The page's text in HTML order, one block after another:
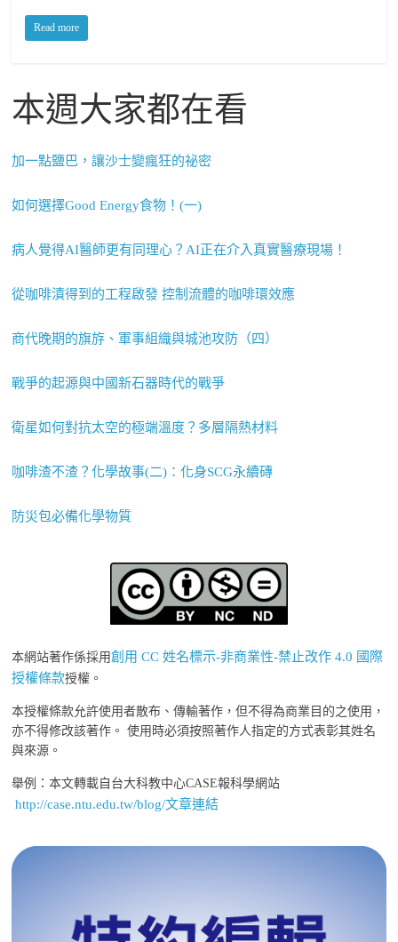
Read more
本週大家都在看
加一點鹽巴，讓沙士變瘋狂的祕密
如何選擇Good Energy食物！(一)
病人覺得AI醫師更有同理心？AI正在介入真實醫療現場！
從咖啡漬得到的工程啟發 控制流體的咖啡環效應
商代晚期的旗斿、軍事組織與城池攻防（四）
戰爭的起源與中國新石器時代的戰爭
衛星如何對抗太空的極端溫度？多層隔熱材料
咖啡渣不渣？化學故事(二)：化身SCG永續磚
防災包必備化學物質
本網站著作係採用創用 CC 姓名標示-非商業性-禁止改作 4.0 國際
授權條款授權。
本授權條款允許使用者散布、傳輸著作，但不得為商業目的之使用，
亦不得修改該著作。 使用時必須按照著作人指定的方式表彰其姓名
與來源。
舉例：本文轉載自台大科教中心CASE報科學網站
http://case.ntu.edu.tw/blog/文章連結